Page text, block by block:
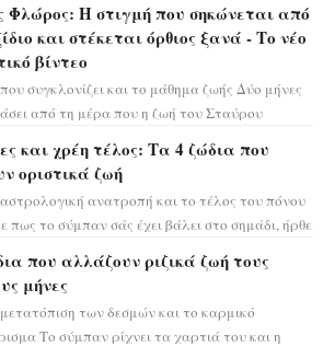
Φλώρος: Η στιγμή που σηκώνεται από
και στέκεται όρθιος ξανά - Το νέο
βίντεο
συγκλονίζει και το μάθημα ζωής Δύο μήνες
από τη μέρα που η ζωή του Σταύρου
και χρέη τέλος: Τα 4 ζώδια που
οριστικά ζωή
ανατροπή και το τέλος του πόνου
πως το σύμπαν σάς έχει βάλει στο σημάδι, ήρθε
που αλλάζουν ριζικά ζωή τους
μήνες
των δεσμών και το καρμικό
Το σύμπαν ρίχνει τα χαρτιά του και η